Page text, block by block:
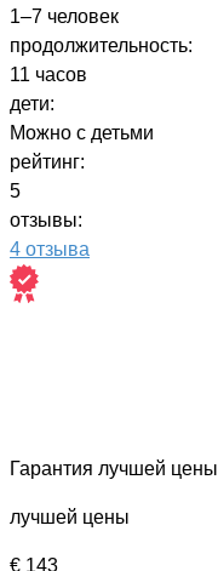
1–7 человек
продолжительность:
11 часов
дети:
Можно с детьми
рейтинг:
5
отзывы:
4 отзыва
Гарантия лучшей цены
лучшей цены
€ 143